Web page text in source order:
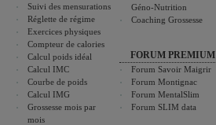
Suivi des mensurations
Réglette de régime
Exercices physiques
Compteur de calories
Calcul poids idéal
Calcul IMC
Courbe de poids
Calcul IMG
Grossesse mois par
mois
Géno-Nutrition
Coaching Grossesse
FORUM PREMIUM
Forum Savoir Maigrir
Forum Montignac
Forum MentalSlim
Forum SLIM data